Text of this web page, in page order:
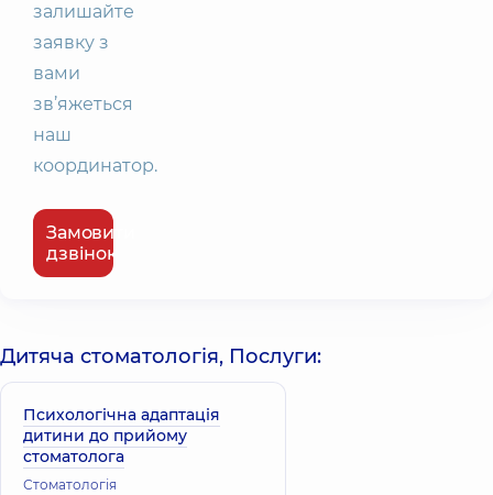
залишайте
заявку з
вами
зв’яжеться
наш
координатор.
Замовити
дзвінок
Дитяча стоматологія, Послуги:
Психологічна адаптація
дитини до прийому
стоматолога
Стоматологія